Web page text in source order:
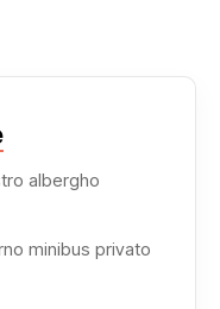
albergho
minibus privato